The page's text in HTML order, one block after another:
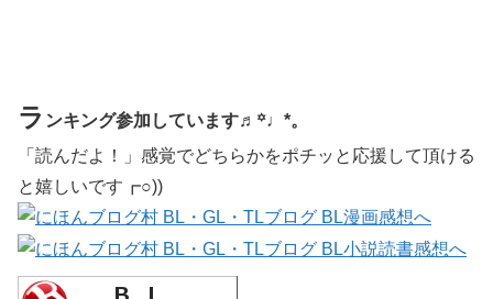
ラ ンキング参加しています♬꙳♩*。
「読んだよ！」感覚でどちらかをポチッと応援して頂ける
と嬉しいです┏○))